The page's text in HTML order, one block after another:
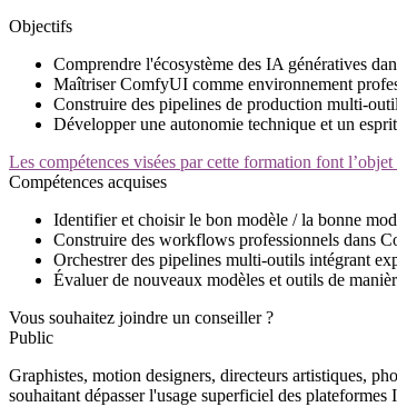
Objectifs
Comprendre l'écosystème des IA génératives
Maîtriser ComfyUI comme environnement
Construire des pipelines de production multi-
Développer une autonomie technique et un
Les compétences visées par cette formation font l’objet
Compétences acquises
Identifier et choisir le bon modèle / la bonne
Construire des workflows professionnels dans
Orchestrer des pipelines multi-outils intégrant
Évaluer de nouveaux modèles et outils de
Vous souhaitez joindre un conseiller ?
Public
Graphistes, motion designers, directeurs artistiques,
souhaitant dépasser l'usage superficiel des